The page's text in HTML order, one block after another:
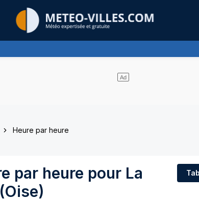
Heure par heure
par heure pour La
(Oise)